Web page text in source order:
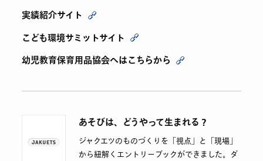
実績紹介サイト
こども環境サミットサイト
幼児教育保育用品協会へはこちらから
あそびは、どうやって生まれる？
ジャクエツのものづくりを「視点」と「現場」
から紐解くエントリーブックができました。ダ